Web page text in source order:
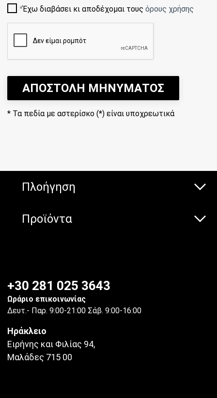
Έχω διαβάσει κι αποδέχομαι τους όρους χρήσης
ΑΠΟΣΤΟΛΗ ΜΗΝΥΜΑΤΟΣ
* Τα πεδία με αστερίσκο (*) είναι υποχρεωτικά
Πλοήγηση
Προϊόντα
+30 281 025 3643
Ωράριο επικοινωνίας
Δευτ.- Παρ. 9:00-21:00 Σάβ. 9:00-16:00
Ηράκλειο
Ειρήνης και Φιλίας 94,
Μαλάδες 715 00